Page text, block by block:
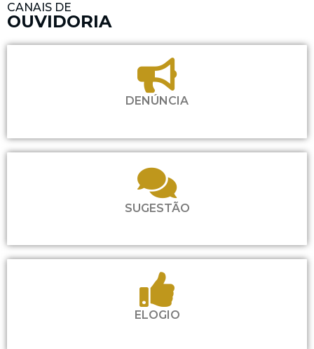
CANAIS DE
OUVIDORIA
DENÚNCIA
SUGESTÃO
ELOGIO